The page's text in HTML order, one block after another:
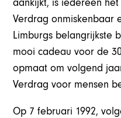
aankijkt, is iedereen
Verdrag onmiskenbaar
Limburgs belangrijkste
mooi cadeau voor de
opmaat om volgend
Verdrag voor mensen
Op 7 februari 1992,